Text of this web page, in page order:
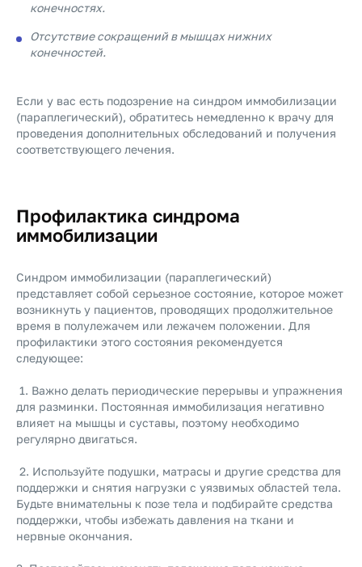
конечностях.
Отсутствие сокращений в мышцах нижних
конечностей.
Если у вас есть подозрение на синдром иммобилизации
(параплегический), обратитесь немедленно к врачу для
проведения дополнительных обследований и получения
соответствующего лечения.
Профилактика синдрома
иммобилизации
Синдром иммобилизации (параплегический)
представляет собой серьезное состояние, которое может
возникнуть у пациентов, проводящих продолжительное
время в полулежачем или лежачем положении. Для
профилактики этого состояния рекомендуется
следующее:
1. Важно делать периодические перерывы и упражнения
для разминки. Постоянная иммобилизация негативно
влияет на мышцы и суставы, поэтому необходимо
регулярно двигаться.
2. Используйте подушки, матрасы и другие средства для
поддержки и снятия нагрузки с уязвимых областей тела.
Будьте внимательны к позе тела и подбирайте средства
поддержки, чтобы избежать давления на ткани и
нервные окончания.